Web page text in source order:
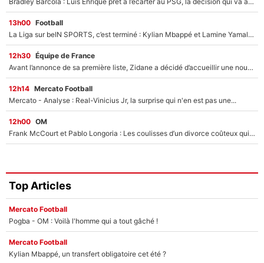
13h00 Football
La Liga sur beIN SPORTS, c’est terminé : Kylian Mbappé et Lamine Yamal changent de chaîne, «le moment était venu d'ouvrir un nouveau chapitre»
12h30 Équipe de France
Avant l’annonce de sa première liste, Zidane a décidé d’accueillir une nouvelle tête en équipe de France
12h14 Mercato Football
Mercato - Analyse : Real-Vinicius Jr, la surprise qui n'en est pas une...
12h00 OM
Frank McCourt et Pablo Longoria : Les coulisses d’un divorce coûteux qui ruine l’OM à petit feu…
Top Articles
Mercato Football
Pogba - OM : Voilà l'homme qui a tout gâché !
Mercato Football
Kylian Mbappé, un transfert obligatoire cet été ?